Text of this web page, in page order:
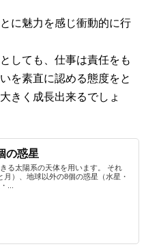
に魅力を感じ衝動的に行
しても、仕事は責任をも
を素直に認める態度をと
きく成長出来るでしょ
の惑星
る太陽系の天体を用います。 それ
）、地球以外の8個の惑星（水星・
...